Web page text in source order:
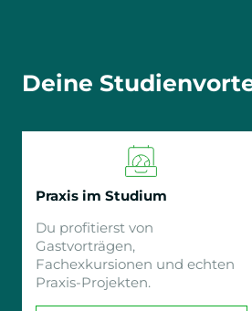
Deine
Praxis im Studium
Du profitierst von
Gastvorträgen,
Fachexkursionen und echten
Praxis-Projekten.